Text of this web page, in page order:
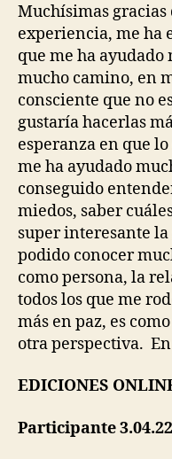
Muchísimas gracias
experiencia, me ha
que me ha ayudado
mucho camino, en
consciente que no
gustaría hacerlas
esperanza en que
me ha ayudado
conseguido
miedos, saber
super interesante
podido conocer
como persona, la
todos los que me
más en paz, es
otra perspectiva.
EDICIONES
Participante 3.04.22